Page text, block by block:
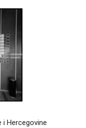
i Hercegovine